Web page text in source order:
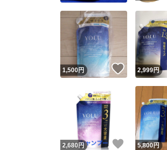
1,500円 いいね！
2,999円
2,680円 いいね！
5,800円